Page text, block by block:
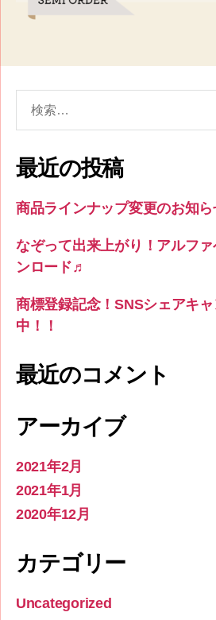
象:
最近の投稿
商品ラインナップ変更のお知ら
なぞって出来上がり！アルフ
ンロード♬
商標登録記念！SNSシェアキ
中！！
最近のコメント
アーカイブ
2021年2月
2021年1月
2020年12月
カテゴリー
Uncategorized